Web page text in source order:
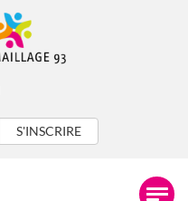
S'INSCRIRE